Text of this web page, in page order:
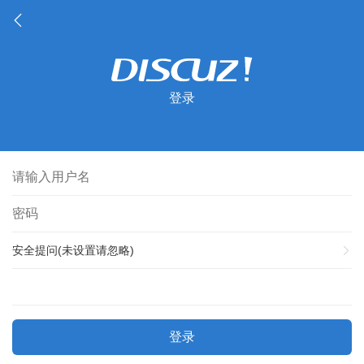
登录
安全提问(未设置请忽略)
登录